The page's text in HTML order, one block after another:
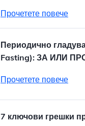
Прочетете повече
Периодично
Fasting): ЗА ИЛИ
Прочетете повече
7 ключови грешки